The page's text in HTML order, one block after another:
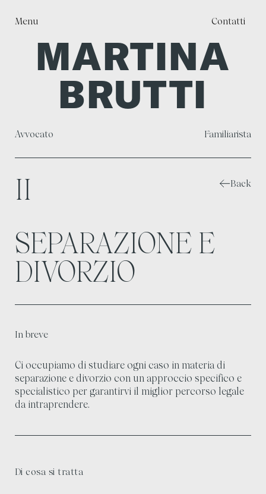
Menu Contatti
MARTINA
BRUTTI
Avvocato Familiarista
Back
II
SEPARAZIONE E
DIVORZIO
In breve
Ci occupiamo di studiare ogni caso in materia di
separazione e divorzio con un approccio specifico e
specialistico per garantirvi il miglior percorso legale
da intraprendere.
Di cosa si tratta